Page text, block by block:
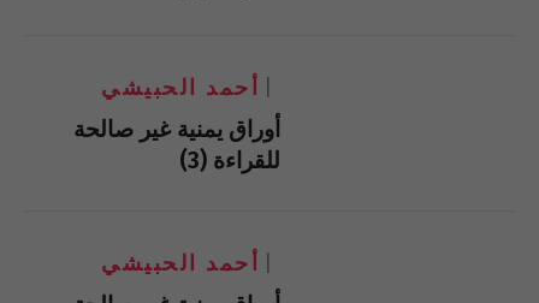
أحمد الحبيشي
أوراق يمنية غير صالحة
للقراءة (3)
أحمد الحبيشي